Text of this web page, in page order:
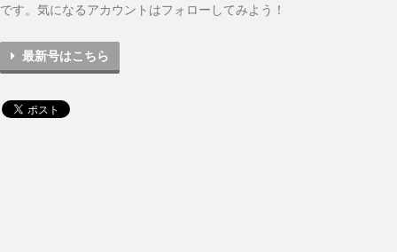
です。気になるアカウントはフォローしてみよう！
最新号はこちら